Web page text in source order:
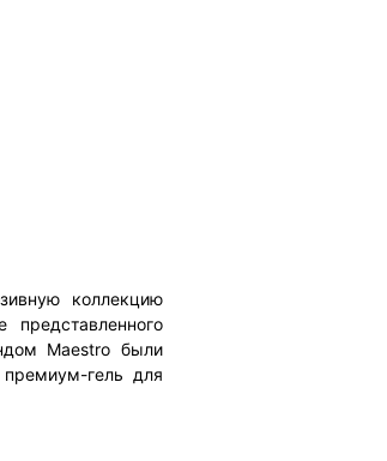
коллекцию
Maestro были
гель для